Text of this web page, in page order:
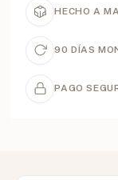
HECHO A
90 DÍAS
PAGO